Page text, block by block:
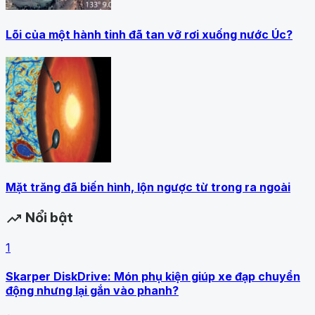
Lõi của một hành tinh đã tan vỡ rơi xuống nước Úc?
Mặt trăng đã biến hình, lộn ngược từ trong ra ngoài
trending_up Nổi bật
1
Skarper DiskDrive: Món phụ kiện giúp xe đạp chuyển
động nhưng lại gắn vào phanh?